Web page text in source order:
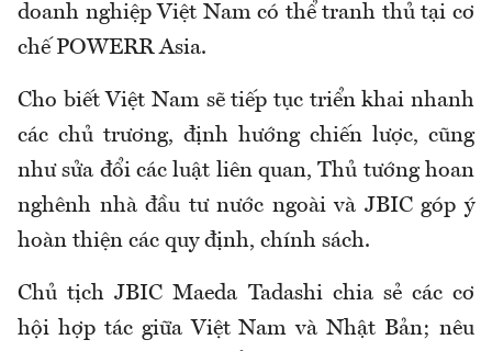
doanh nghiệp Việt Nam có thể tranh thủ tại cơ
chế POWERR Asia.
Cho biết Việt Nam sẽ tiếp tục triển khai nhanh
các chủ trương, định hướng chiến lược, cũng
như sửa đổi các luật liên quan, Thủ tướng hoan
nghênh nhà đầu tư nước ngoài và JBIC góp ý
hoàn thiện các quy định, chính sách.
Chủ tịch JBIC Maeda Tadashi chia sẻ các cơ
hội hợp tác giữa Việt Nam và Nhật Bản; nêu